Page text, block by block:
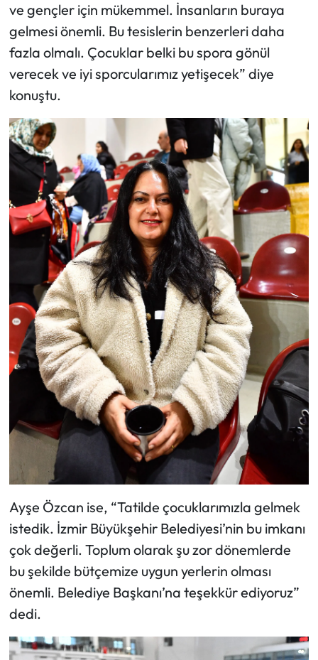
ve gençler için mükemmel. İnsanların buraya
gelmesi önemli. Bu tesislerin benzerleri daha
fazla olmalı. Çocuklar belki bu spora gönül
verecek ve iyi sporcularımız yetişecek” diye
konuştu.
Ayşe Özcan ise, “Tatilde çocuklarımızla gelmek
istedik. İzmir Büyükşehir Belediyesi’nin bu imkanı
çok değerli. Toplum olarak şu zor dönemlerde
bu şekilde bütçemize uygun yerlerin olması
önemli. Belediye Başkanı’na teşekkür ediyoruz”
dedi.